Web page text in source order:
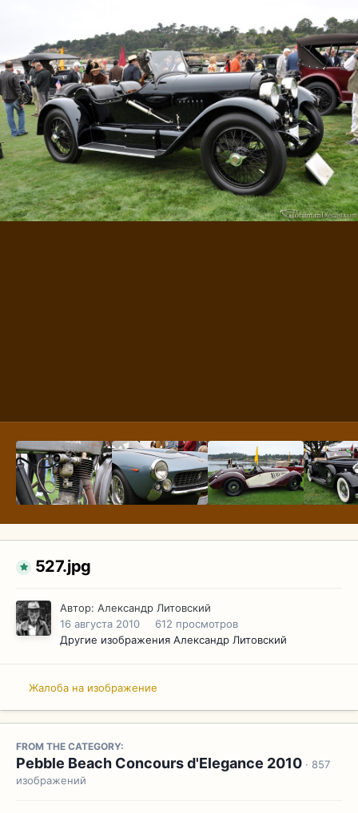
527.jpg
Автор: Александр Литовский
16 августа 2010
612 просмотров
Другие изображения Александр Литовский
Жалоба на изображение
FROM THE CATEGORY:
Pebble Beach Concours d'Elegance 2010 · 857
изображений